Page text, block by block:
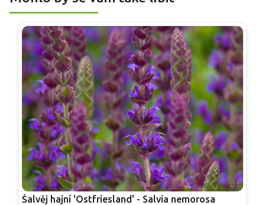
Šalvěj hajní 'Ostfriesland' - Salvia nemorosa